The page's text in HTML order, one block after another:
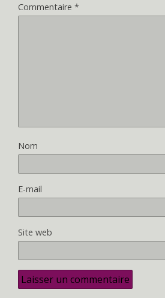
Commentaire *
Nom
E-mail
Site web